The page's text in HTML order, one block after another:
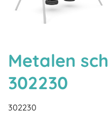
Metalen
302230
302230